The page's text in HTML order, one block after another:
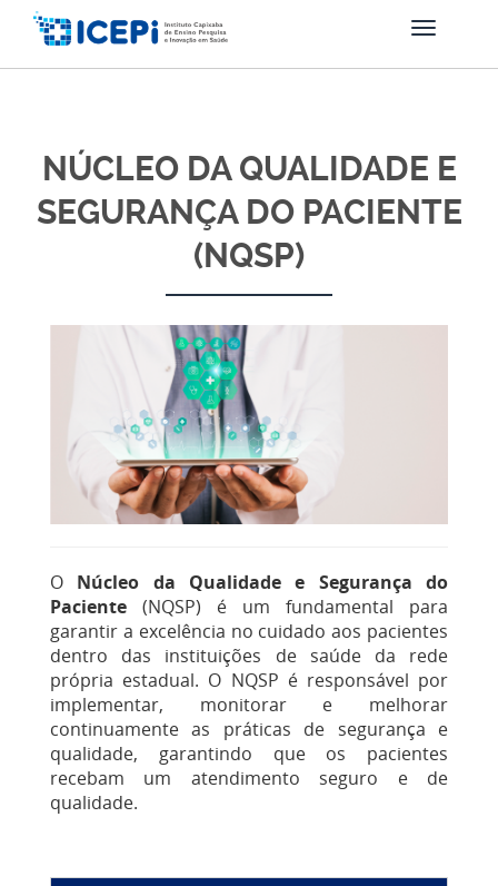
NÚCLEO DA QUALIDADE E
SEGURANÇA DO PACIENTE
(NQSP)
O Núcleo da Qualidade e Segurança do
Paciente (NQSP) é um fundamental para
garantir a excelência no cuidado aos pacientes
dentro das instituições de saúde da rede
própria estadual. O NQSP é responsável por
implementar, monitorar e melhorar
continuamente as práticas de segurança e
qualidade, garantindo que os pacientes
recebam um atendimento seguro e de
qualidade.